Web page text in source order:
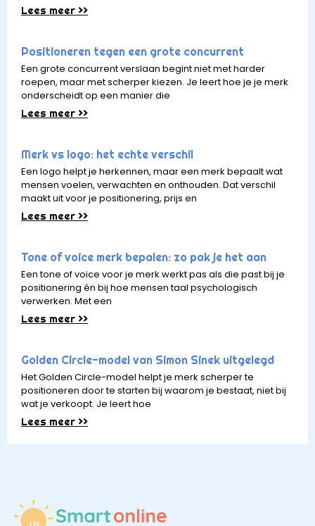
Lees meer >>
Positioneren tegen een grote concurrent
Een grote concurrent verslaan begint niet met harder
roepen, maar met scherper kiezen. Je leert hoe je je merk
onderscheidt op een manier die
Lees meer >>
Merk vs logo: het echte verschil
Een logo helpt je herkennen, maar een merk bepaalt wat
mensen voelen, verwachten en onthouden. Dat verschil
maakt uit voor je positionering, prijs en
Lees meer >>
Tone of voice merk bepalen: zo pak je het aan
Een tone of voice voor je merk werkt pas als die past bij je
positionering én bij hoe mensen taal psychologisch
verwerken. Met een
Lees meer >>
Golden Circle-model van Simon Sinek uitgelegd
Het Golden Circle-model helpt je merk scherper te
positioneren door te starten bij waarom je bestaat, niet bij
wat je verkoopt. Je leert hoe
Lees meer >>